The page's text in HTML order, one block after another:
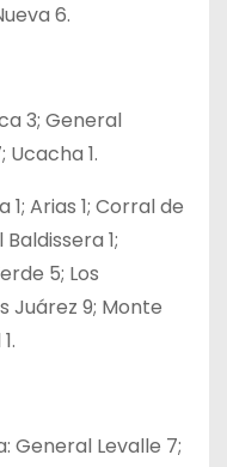
6.
3; General
1.
Arias 1; Corral de
1;
5; Los
Juárez 9; Monte
General Levalle 7;